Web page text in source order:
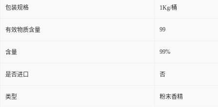
包装规格 1Kg/桶
有效物质含量 99
含量 99%
是否进口 否
类型 粉末香精